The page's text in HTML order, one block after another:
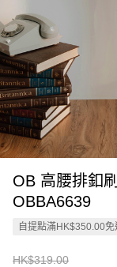
OB 高腰排釦
OBBA6639
自提點滿HK$350.00免
HK$319.00